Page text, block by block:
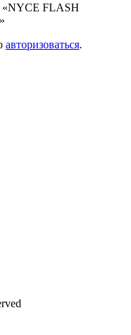
«NYCE FLASH
авторизоваться.